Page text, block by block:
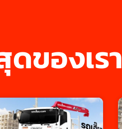
ของเรา